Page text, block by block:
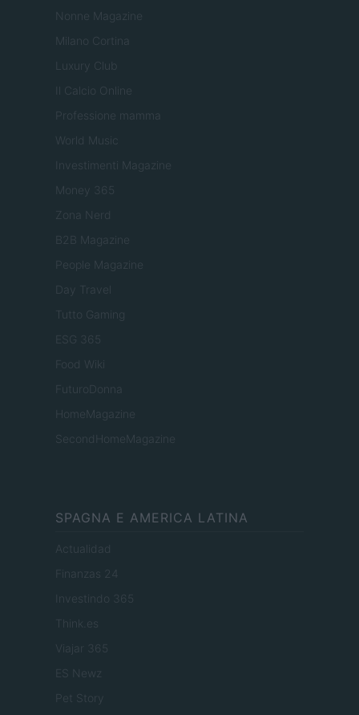
Nonne Magazine
Milano Cortina
Luxury Club
Il Calcio Online
Professione mamma
World Music
Investimenti Magazine
Money 365
Zona Nerd
B2B Magazine
People Magazine
Day Travel
Tutto Gaming
ESG 365
Food Wiki
FuturoDonna
HomeMagazine
SecondHomeMagazine
SPAGNA E AMERICA LATINA
Actualidad
Finanzas 24
Investindo 365
Think.es
Viajar 365
ES Newz
Pet Story